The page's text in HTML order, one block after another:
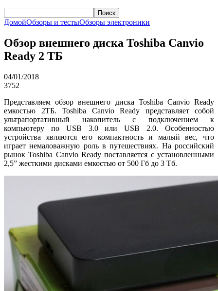
Поиск
ДомойОбзоры и тестыОбзоры электроники
Обзор внешнего диска Toshiba Canvio
Ready 2 ТБ
04/01/2018
3752
Представляем обзор внешнего диска Toshiba Canvio Ready
емкостью 2ТБ. Toshiba Canvio Ready представляет собой
ультрапортативный накопитель с подключением к
компьютеру по USB 3.0 или USB 2.0. Особенностью
устройства являются его компактность и малый вес, что
играет немаловажную роль в путешествиях. На российский
рынок Toshiba Canvio Ready поставляется с установленными
2,5” жесткими дисками емкостью от 500 Гб до 3 Тб.